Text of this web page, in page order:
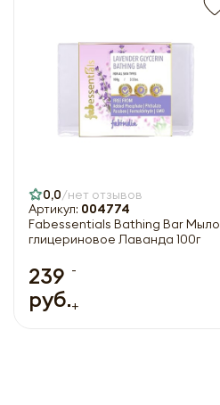
0,0 нет отзывов
Артикул: 004774
Fabessentials Bathing Bar Мыло
глицериновое Лаванда 100г
239
руб.
-
+